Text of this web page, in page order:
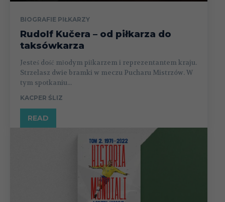
BIOGRAFIE PIŁKARZY
Rudolf Kučera – od piłkarza do
taksówkarza
Jesteś dość młodym piłkarzem i reprezentantem kraju.
Strzelasz dwie bramki w meczu Pucharu Mistrzów. W
tym spotkaniu...
KACPER ŚLIZ
READ